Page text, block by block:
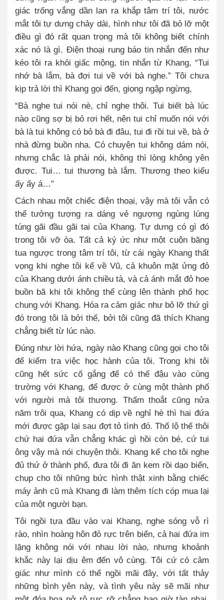
giác trống vắng dần lan ra khắp tâm trí tôi, nước
mắt tôi tự dưng chảy dài, hình như tôi đã bỏ lỡ một
điều gì đó rất quan trọng mà tôi không biết chính
xác nó là gì. Điện thoại rung báo tin nhắn đến như
kéo tôi ra khỏi giấc mộng, tin nhắn từ Khang, “Tui
nhớ bà lắm, bà đợi tui về với bà nghe.” Tôi chưa
kịp trả lời thì Khang gọi đến, giọng ngập ngừng,
“Bà nghe tui nói nè, chỉ nghe thôi. Tui biết bà lúc
nào cũng sợ bị bỏ rơi hết, nên tui chỉ muốn nói với
bà là tui không có bỏ bà đi đâu, tui đi rồi tui về, bà ở
nhà đừng buồn nha. Có chuyện tui không dám nói,
nhưng chắc là phải nói, không thì lòng không yên
được. Tui… tui thương bà lắm. Thương theo kiểu
ấy ấy á…”
Cách nhau một chiếc điện thoại, vậy mà tôi vẫn có
thể tưởng tượng ra dáng vẻ ngượng ngùng lúng
túng gãi đầu gãi tai của Khang. Tự dưng có gì đó
trong tôi vỡ òa. Tất cả ký ức như một cuộn băng
tua ngược trong tâm trí tôi, từ cái ngày Khang thất
vọng khi nghe tôi kể về Vũ, cả khuôn mặt ửng đỏ
của Khang dưới ánh chiều tà, và cả ánh mắt đỏ hoe
buồn bã khi tôi không thể cùng lên thành phố học
chung với Khang. Hóa ra cảm giác như bỏ lỡ thứ gì
đó trong tôi là bởi thế, bởi tôi cũng đã thích Khang
chẳng biết từ lúc nào.
Đúng như lời hứa, ngày nào Khang cũng gọi cho tôi
để kiểm tra việc học hành của tôi. Trong khi tôi
cũng hết sức cố gắng để có thể đậu vào cùng
trường với Khang, để được ở cùng một thành phố
với người mà tôi thương. Thấm thoắt cũng nửa
năm trôi qua, Khang có dịp về nghỉ hè thì hai đứa
mới được gặp lại sau đợt tỏ tình đó. Thổ lộ thế thôi
chứ hai đứa vẫn chẳng khác gì hồi còn bé, cứ tui
ông vậy mà nói chuyện thôi. Khang kể cho tôi nghe
đủ thứ ở thành phố, đưa tôi đi ăn kem rồi dạo biển,
chụp cho tôi những bức hình thật xinh bằng chiếc
máy ảnh cũ mà Khang đi làm thêm tích cóp mua lại
của một người bạn.
Tôi ngồi tựa đầu vào vai Khang, nghe sóng vỗ rì
rào, nhìn hoàng hôn đỏ rực trên biển, cả hai đứa im
lặng không nói với nhau lời nào, nhưng khoảnh
khắc này lại dịu êm đến vô cùng. Tôi cứ có cảm
giác như mình có thể ngồi mãi đây, với tất thảy
những bình yên này, và tình yêu này sẽ mãi như